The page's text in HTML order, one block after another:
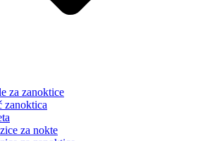
za zanoktice
zanoktica
za nokte